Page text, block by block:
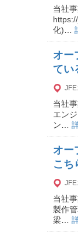
当社
化)…
オー
てい
当社
エン
ン…
オー
こち
当社
製作
梁…